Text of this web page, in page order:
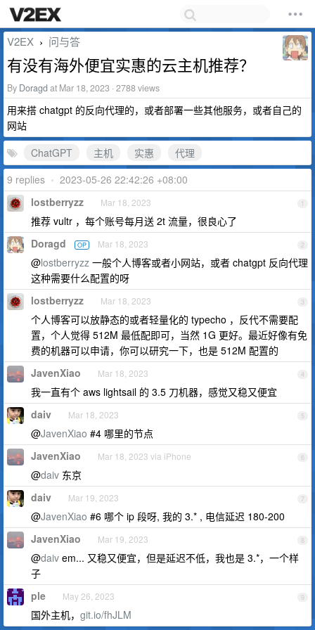
V2EX › 问与答
有没有海外便宜实惠的云主机推荐？
By Doragd at Mar 18, 2023 · 2788 views
用来搭 chatgpt 的反向代理的，或者部署一些其他服务，或者自己的
网站
ChatGPT
主机 实惠
代理
9 replies • 2023-05-26 22:42:26 +08:00
1
lostberryzz Mar 18, 2023
推荐 vultr ，每个账号每月送 2t 流量，很良心了
2
Doragd OP Mar 18, 2023
@lostberryzz 一般个人博客或者小网站，或者 chatgpt 反向代理
这种需要什么配置的呀
3
lostberryzz Mar 18, 2023
个人博客可以放静态的或者轻量化的 typecho ，反代不需要配
置，个人觉得 512M 最低配即可，当然 1G 更好。最近好像有免
费的机器可以申请，你可以研究一下，也是 512M 配置的
4
JavenXiao Mar 18, 2023
我一直有个 aws lightsail 的 3.5 刀机器，感觉又稳又便宜
5
daiv Mar 18, 2023
@JavenXiao #4 哪里的节点
6
JavenXiao Mar 18, 2023 via iPhone
@daiv 东京
7
daiv Mar 19, 2023
@JavenXiao #6 哪个 ip 段呀, 我的 3.* , 电信延迟 180-200
8
JavenXiao Mar 19, 2023
@daiv em... 又稳又便宜，但是延迟不低，我也是 3.*，一个样
子
9
ple May 26, 2023
国外主机， git.io/fhJLM